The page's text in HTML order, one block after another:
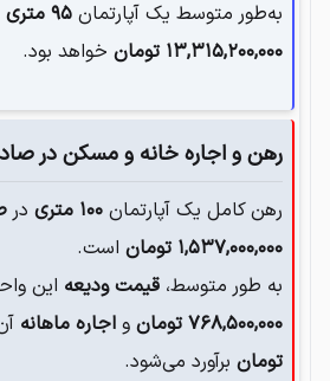
به‌طور متوسط یک آپارتمان‌ ۹۵ متری
۱۳,۳۱۵,۲۰۰,۰۰۰ تومان خواهد بود.
رهن و اجاره خانه و مسکن در
رهن کامل یک آپارتمان ۱۰۰ متری در
۱,۵۳۷,۰۰۰,۰۰۰ تومان است.
به طور متوسط، قیمت ودیعه این
۷۶۸,۵۰۰,۰۰۰ تومان و اجاره ماهانه
تومان برآورد می‌شود.